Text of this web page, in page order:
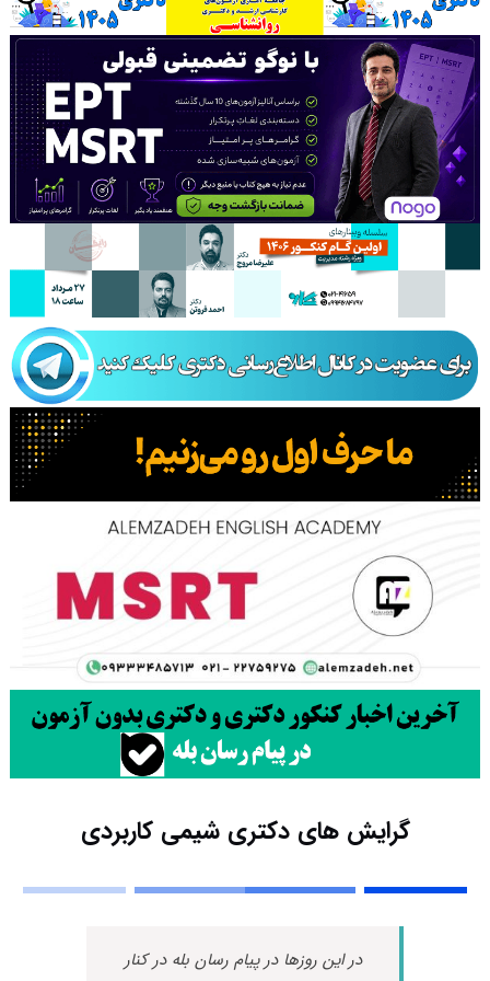
گرایش های دکتری شیمی ﻛﺎرﺑﺮدی
در این روزها در پیام رسان بله در کنار